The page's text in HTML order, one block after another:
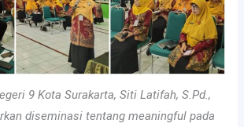
9 Kota Surakarta, Siti Latifah, S.Pd.,
diseminasi tentang meaningful pada